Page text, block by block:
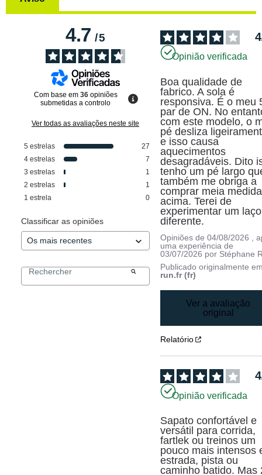
4.7/5
Com base em 36 opiniões
submetidas a controlo
Ver todas as avaliações neste site
5 estrelas
27
4 estrelas
7
3 estrelas
1
2 estrelas
1
1 estrela 0
Classificar as opiniões
4
Opinião verificada
Boa qualidade de
fabrico. A sola é
responsiva. É o meu
par de ON. No
com este modelo, o
pé desliza
e isso causa
aquecimentos
desagradáveis. Dito
tenho um pé largo
também me obriga a
comprar meia medida
acima. Terei de
experimentar um laço
diferente.
Opiniões de04/08/2026
,
uma experiência de
03/07/2026 por Stéphane
Publicado originalmente
run.fr (fr)
Ver a avaliação
original
Relatório
4
Opinião verificada
Sapato confortável e
versátil para corrida,
fartlek ou treinos um
pouco mais intensos
estrada, pista ou
caminho batido. Mas